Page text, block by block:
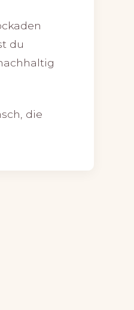
du
die